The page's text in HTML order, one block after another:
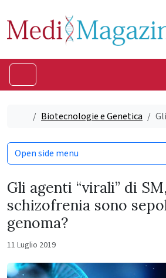
HomeBiotecnologie e Genetica
Gli agenti “virali” di
schizofrenia sono
genoma?
11 Luglio 2019
Open side menu